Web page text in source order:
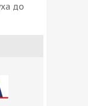
до